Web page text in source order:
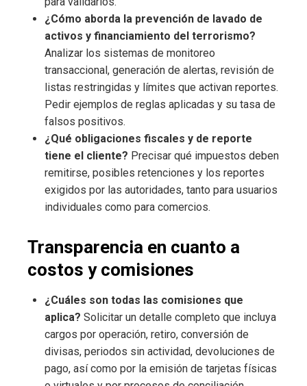
¿Cómo aborda la prevención de lavado de
activos y financiamiento del terrorismo?
Analizar los sistemas de monitoreo
transaccional, generación de alertas, revisión de
listas restringidas y límites que activan reportes.
Pedir ejemplos de reglas aplicadas y su tasa de
falsos positivos.
¿Qué obligaciones fiscales y de reporte
tiene el cliente? Precisar qué impuestos deben
remitirse, posibles retenciones y los reportes
exigidos por las autoridades, tanto para usuarios
individuales como para comercios.
Transparencia en cuanto a
costos y comisiones
¿Cuáles son todas las comisiones que
aplica? Solicitar un detalle completo que incluya
cargos por operación, retiro, conversión de
divisas, periodos sin actividad, devoluciones de
pago, así como por la emisión de tarjetas físicas